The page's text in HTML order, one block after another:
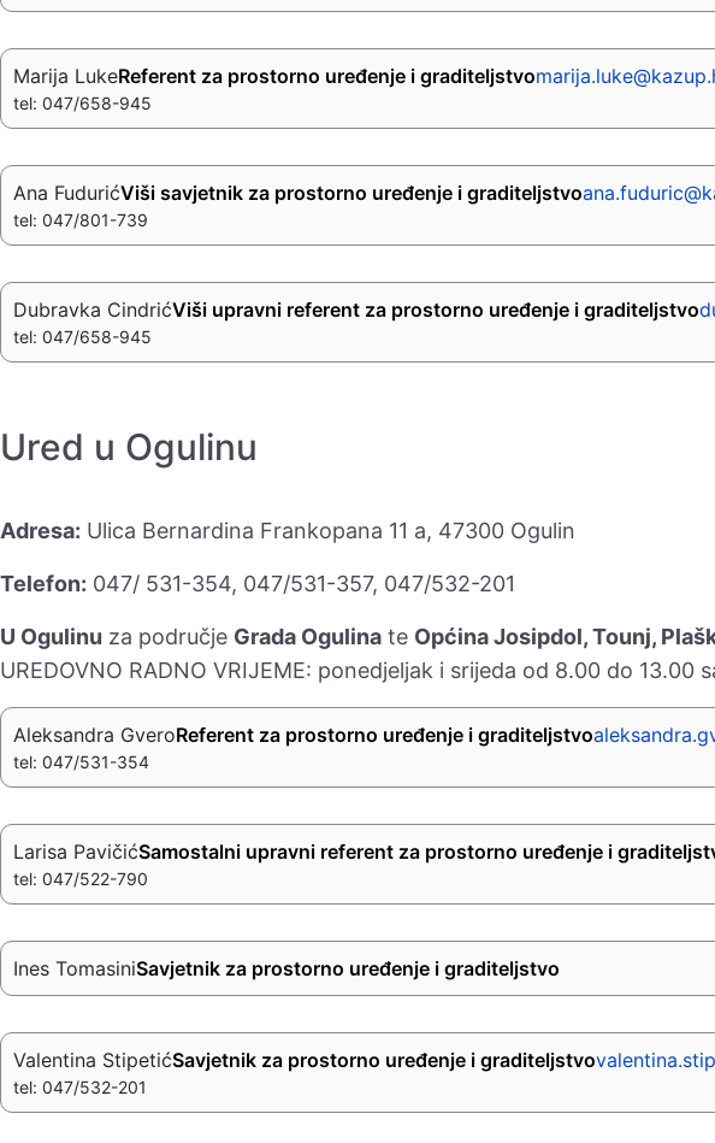
Marija LukeReferent za prostorno uređenje i graditeljstvo
tel: 047/658-945
Ana FudurićViši savjetnik za prostorno uređenje i graditeljstvo
tel: 047/801-739
Dubravka CindrićViši upravni referent za prostorno uređenje i graditeljstvo
tel: 047/658-945
Ured u Ogulinu
Adresa: Ulica Bernardina Frankopana 11 a, 47300 Ogulin
Telefon: 047/ 531-354, 047/531-357, 047/532-201
U Ogulinu za područje Grada Ogulina te Općina Josipdol, Tounj,
UREDOVNO RADNO VRIJEME: ponedjeljak i srijeda od 8.00 do 13.00
Aleksandra GveroReferent za prostorno uređenje i graditeljstvo
tel: 047/531-354
Larisa PavičićSamostalni upravni referent za prostorno uređenje i
tel: 047/522-790
Ines TomasiniSavjetnik za prostorno uređenje i graditeljstvo
Valentina StipetićSavjetnik za prostorno uređenje i graditeljstvo
tel: 047/532-201